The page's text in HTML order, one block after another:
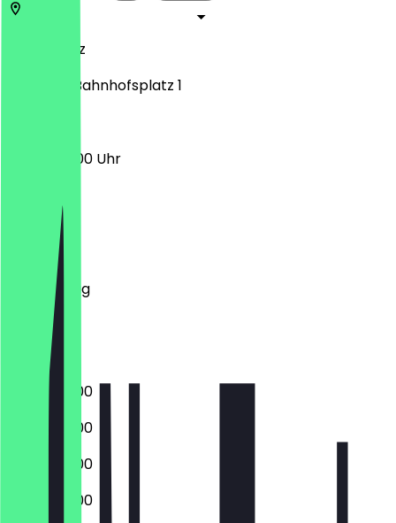
Mainz
Am Hbf / Bahnhofsplatz 1
05:00 - 21:00 Uhr
Montag
Dienstag
Mittwoch
Donnerstag
Freitag
Samstag
Sonntag
05:00 - 21:00
05:00 - 21:00
05:00 - 21:00
05:00 - 21:00